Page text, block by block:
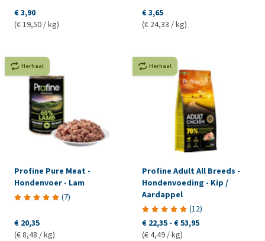
€ 3,90
(€ 19,50 / kg)
€ 3,65
(€ 24,33 / kg)
Herhaal
Profine Pure Meat -
Hondenvoer - Lam
(7)
€ 20,35
(€ 8,48 / kg)
Herhaal
Profine Adult All Breeds -
Hondenvoeding - Kip /
Aardappel
(12)
€ 22,35 - € 53,95
(€ 4,49 / kg)